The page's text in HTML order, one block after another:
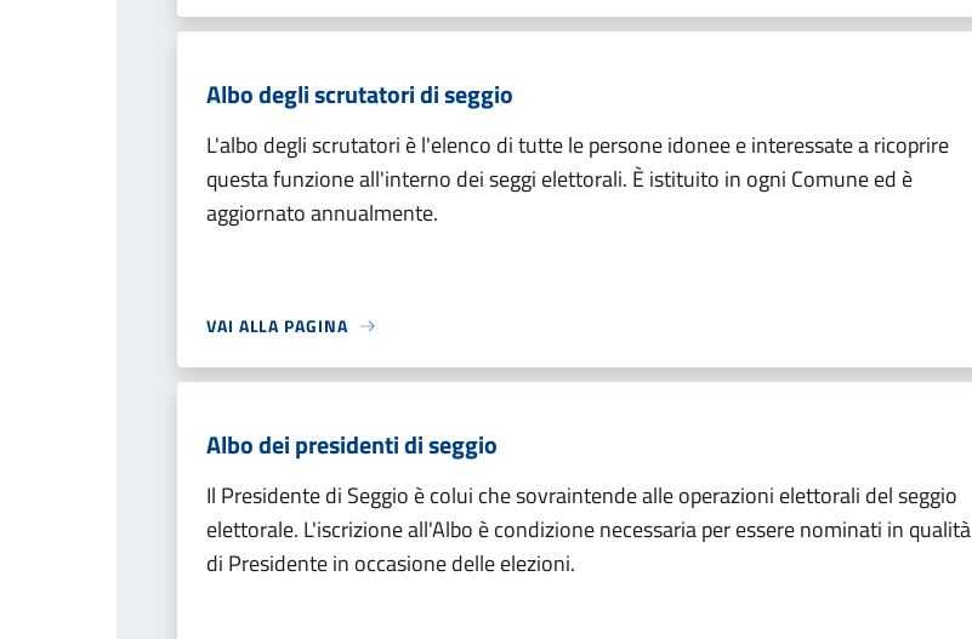
Albo degli scrutatori di seggio
L'albo degli scrutatori è l'elenco di tutte le persone idonee e interessate a ricoprire
questa funzione all'interno dei seggi elettorali. È istituito in ogni Comune ed è
aggiornato annualmente.
VAI ALLA PAGINA
Albo dei presidenti di seggio
Il Presidente di Seggio è colui che sovraintende alle operazioni elettorali del seggio
elettorale. L'iscrizione all'Albo è condizione necessaria per essere nominati in qualità
di Presidente in occasione delle elezioni.